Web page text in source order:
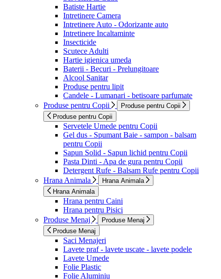
Batiste Hartie
Intretinere Camera
Intretinere Auto - Odorizante auto
Intretinere Incaltaminte
Insecticide
Scutece Adulti
Hartie igienica umeda
Baterii - Becuri - Prelungitoare
Alcool Sanitar
Produse pentru lipit
Candele - Lumanari - betisoare parfumate
Produse pentru Copii
Produse pentru Copii
Produse pentru Copii
Servetele Umede pentru Copii
Gel dus - Spumant Baie - sampon - balsam
pentru Copii
Sapun Solid - Sapun lichid pentru Copii
Pasta Dinti - Apa de gura pentru Copii
Detergent Rufe - Balsam Rufe pentru Copii
Hrana Animala
Hrana Animala
Hrana Animala
Hrana pentru Caini
Hrana pentru Pisici
Produse Menaj
Produse Menaj
Produse Menaj
Saci Menajeri
Lavete praf - lavete uscate - lavete podele
Lavete Umede
Folie Plastic
Folie Aluminiu